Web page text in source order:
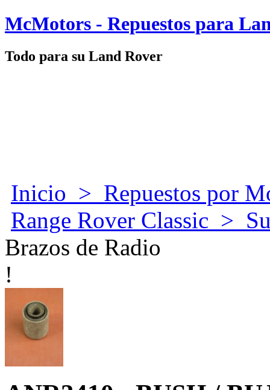
McMotors - Repuestos para
Todo para su Land Rover
Inicio > Repuestos por
Range Rover Classic >
Brazos de Radio
!